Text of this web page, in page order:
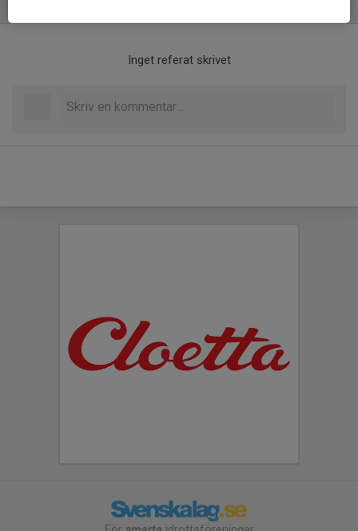
Inget referat skrivet